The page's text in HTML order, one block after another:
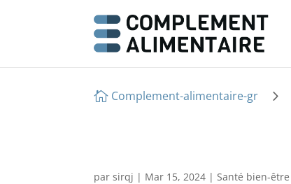
 Complement-alimentaire-gr 5
parsirqj | Mar 15, 2024 |Santé bien-être